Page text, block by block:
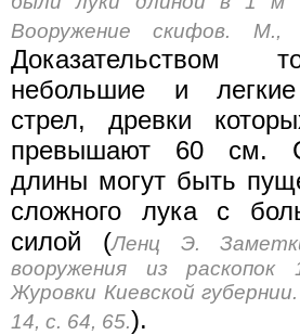
Вооружение скифов.
Доказательством
небольшие и легкие
стрел, древки
превышают 60 см.
длины могут быть
сложного лука с
силой (Ленц Э.
вооружения из
Журовки Киевской
14, с. 64, 65.).